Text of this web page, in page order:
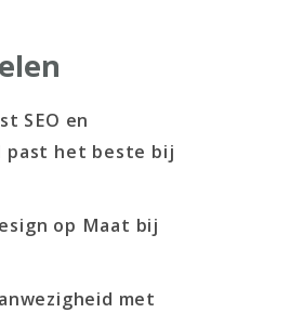
SEO en
past het beste bij
op Maat bij
met